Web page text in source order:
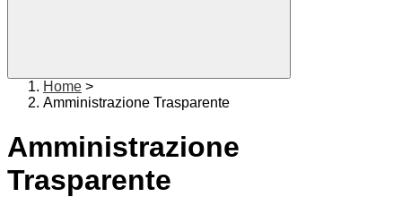
Home >
Amministrazione Trasparente
Amministrazione
Trasparente